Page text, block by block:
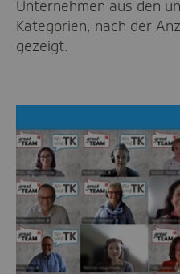
Unternehmen aus den
Kategorien, nach der
gezeigt.